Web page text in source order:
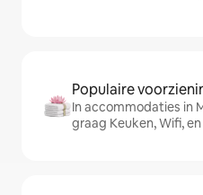
Populaire
In accommodaties in
graag Keuken, Wifi,